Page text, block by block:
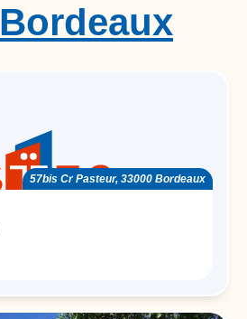
Bordeaux
57bis Cr Pasteur, 33000 Bordeaux